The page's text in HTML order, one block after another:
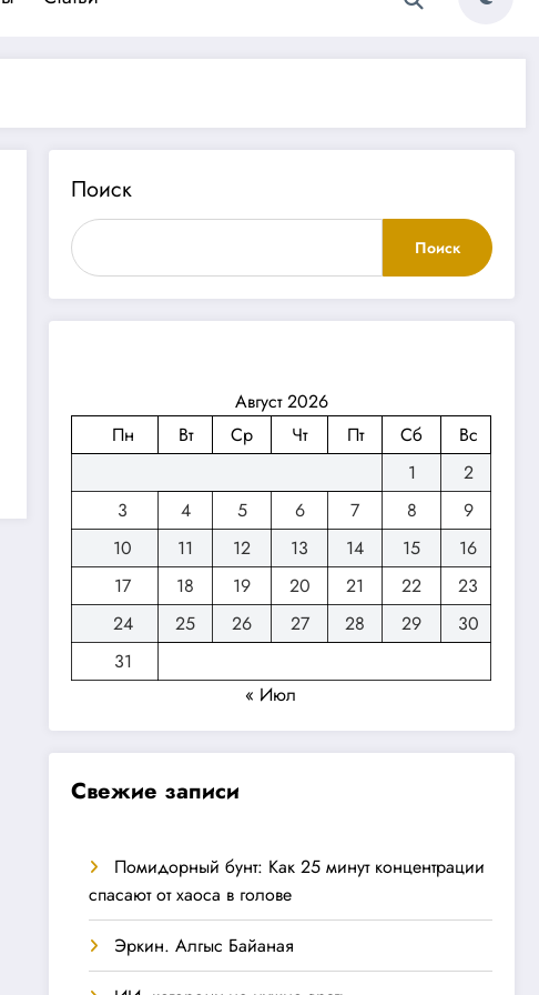
Поиск
Поиск
Август 2026
Пн
Вт Ср Чт Пт Сб
Вс
1
2
3
4 5 6 7 8
9
10
11 12 13 14 15
16
17
18 19 20 21 22
23
24
25 26 27 28 29
30
31
« Июл
Свежие записи
Помидорный бунт: Как 25 минут концентрации
спасают от хаоса в голове
Эркин. Алгыс Байаная